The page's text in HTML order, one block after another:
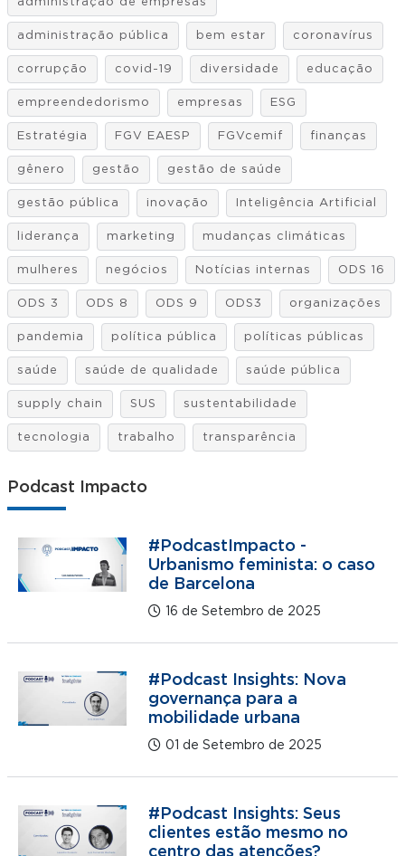
administração de empresas
administração pública bem estar coronavírus
corrupção covid-19 diversidade educação
empreendedorismo empresas ESG
Estratégia FGV EAESP FGVcemif finanças
gênero gestão gestão de saúde
gestão pública inovação Inteligência Artificial
liderança marketing mudanças climáticas
mulheres negócios Notícias internas ODS 16
ODS 3 ODS 8 ODS 9 ODS3 organizações
pandemia política pública políticas públicas
saúde saúde de qualidade saúde pública
supply chain SUS sustentabilidade
tecnologia trabalho transparência
Podcast Impacto
#PodcastImpacto -
Urbanismo feminista: o caso
de Barcelona
16 de Setembro de 2025
#Podcast Insights: Nova
governança para a
mobilidade urbana
01 de Setembro de 2025
#Podcast Insights: Seus
clientes estão mesmo no
centro das atenções?